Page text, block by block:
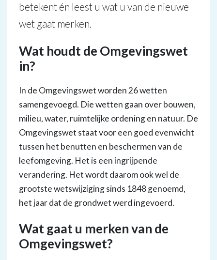
betekent én leest u wat u van de nieuwe
wet gaat merken.
Wat houdt de Omgevingswet
in?
In de Omgevingswet worden 26 wetten
samengevoegd. Die wetten gaan over bouwen,
milieu, water, ruimtelijke ordening en natuur. De
Omgevingswet staat voor een goed evenwicht
tussen het benutten en beschermen van de
leefomgeving. Het is een ingrijpende
verandering. Het wordt daarom ook wel de
grootste wetswijziging sinds 1848 genoemd,
het jaar dat de grondwet werd ingevoerd.
Wat gaat u merken van de
Omgevingswet?